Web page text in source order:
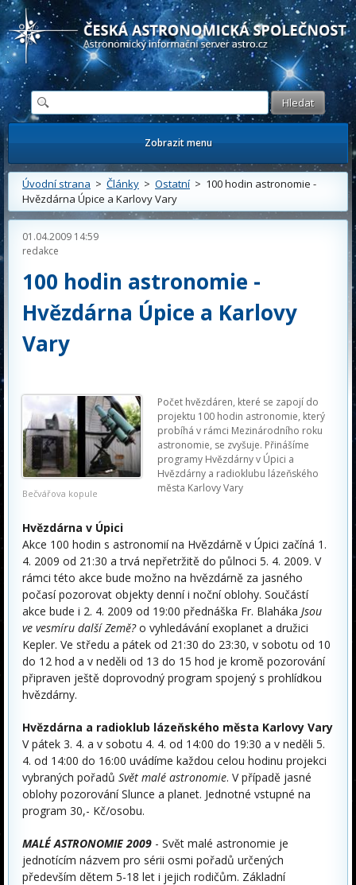
Česká astronomická společnost - Informační astronomický server
Zobrazit menu
Úvodní strana > Články > Ostatní> 100 hodin astronomie -
Hvězdárna Úpice a Karlovy Vary
01.04.2009 14:59
redakce
100 hodin astronomie -
Hvězdárna Úpice a Karlovy
Vary
Bečvářova kopule
Počet hvězdáren, které se zapojí do
projektu 100 hodin astronomie, který
probíhá v rámci Mezinárodního roku
astronomie, se zvyšuje. Přinášíme
programy Hvězdárny v Úpici a
Hvězdárny a radioklubu lázeňského
města Karlovy Vary
Hvězdárna v Úpici
Akce 100 hodin s astronomií na Hvězdárně v Úpici začíná 1.
4. 2009 od 21:30 a trvá nepřetržitě do půlnoci 5. 4. 2009. V
rámci této akce bude možno na hvězdárně za jasného
počasí pozorovat objekty denní i noční oblohy. Součástí
akce bude i 2. 4. 2009 od 19:00 přednáška Fr. Blaháka Jsou
ve vesmíru další Země?o vyhledávání exoplanet a družici
Kepler. Ve středu a pátek od 21:30 do 23:30, v sobotu od 10
do 12 hod a v neděli od 13 do 15 hod je kromě pozorování
připraven ještě doprovodný program spojený s prohlídkou
hvězdárny.
Hvězdárna a radioklub lázeňského města Karlovy Vary
V pátek 3. 4. a v sobotu 4. 4. od 14:00 do 19:30 a v neděli 5.
4. od 14:00 do 16:00 uvádíme každou celou hodinu projekci
vybraných pořadů Svět malé astronomie. V případě jasné
oblohy pozorování Slunce a planet. Jednotné vstupné na
program 30,- Kč/osobu.
MALÉ ASTRONOMIE 2009 - Svět malé astronomie je
jednotícím názvem pro sérii osmi pořadů určených
především dětem 5-18 let i jejich rodičům. Základní